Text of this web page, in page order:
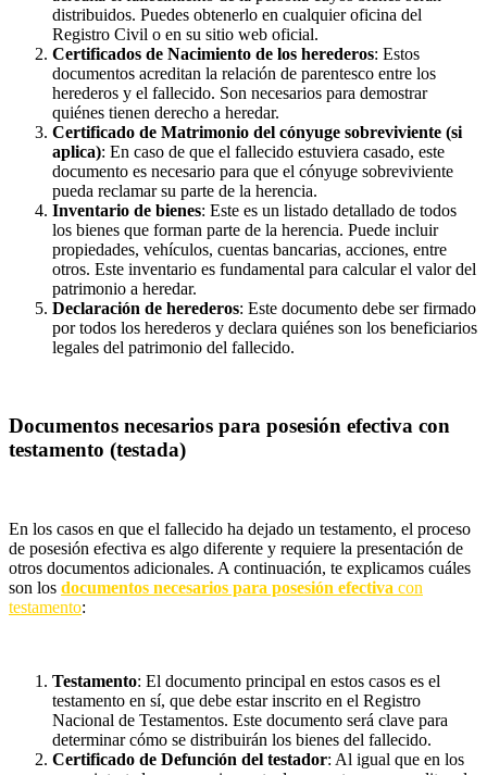
distribuidos. Puedes obtenerlo en cualquier oficina del
Registro Civil o en su sitio web oficial.
Certificados de Nacimiento de los herederos: Estos
documentos acreditan la relación de parentesco entre los
herederos y el fallecido. Son necesarios para demostrar
quiénes tienen derecho a heredar.
Certificado de Matrimonio del cónyuge sobreviviente (si
aplica): En caso de que el fallecido estuviera casado, este
documento es necesario para que el cónyuge sobreviviente
pueda reclamar su parte de la herencia.
Inventario de bienes: Este es un listado detallado de todos
los bienes que forman parte de la herencia. Puede incluir
propiedades, vehículos, cuentas bancarias, acciones, entre
otros. Este inventario es fundamental para calcular el valor del
patrimonio a heredar.
Declaración de herederos: Este documento debe ser firmado
por todos los herederos y declara quiénes son los beneficiarios
legales del patrimonio del fallecido.
Documentos necesarios para posesión efectiva con
testamento (testada)
En los casos en que el fallecido ha dejado un testamento, el proceso
de posesión efectiva es algo diferente y requiere la presentación de
otros documentos adicionales. A continuación, te explicamos cuáles
son los documentos necesarios para posesión efectiva con
testamento:
Testamento: El documento principal en estos casos es el
testamento en sí, que debe estar inscrito en el Registro
Nacional de Testamentos. Este documento será clave para
determinar cómo se distribuirán los bienes del fallecido.
Certificado de Defunción del testador: Al igual que en los